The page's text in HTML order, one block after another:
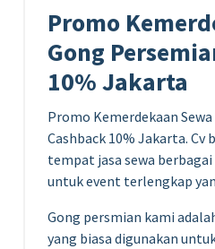
Promo
Gong
10% Jakarta
Promo Kemerdekaan
Cashback 10% Jakarta. Cv
tempat jasa sewa
untuk event terlengkap
Gong persmian kami
yang biasa digunakan